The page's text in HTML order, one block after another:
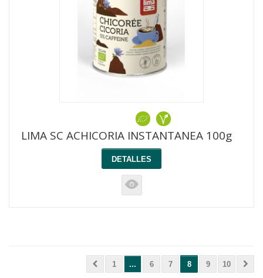
LIMA SC ACHICORIA INSTANTANEA 100g
DETALLES
K
1 ... 6 7 8 9 10